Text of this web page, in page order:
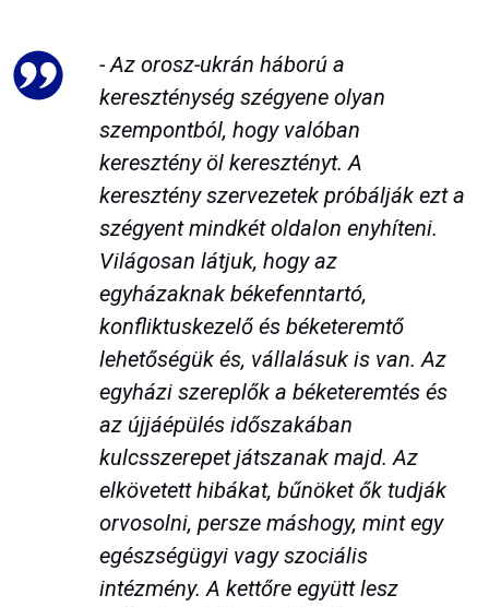
- Az orosz-ukrán háború a
kereszténység szégyene olyan
szempontból, hogy valóban
keresztény öl keresztényt. A
keresztény szervezetek próbálják ezt a
szégyent mindkét oldalon enyhíteni.
Világosan látjuk, hogy az
egyházaknak békefenntartó,
konfliktuskezelő és béketeremtő
lehetőségük és, vállalásuk is van. Az
egyházi szereplők a béketeremtés és
az újjáépülés időszakában
kulcsszerepet játszanak majd. Az
elkövetett hibákat, bűnöket ők tudják
orvosolni, persze máshogy, mint egy
egészségügyi vagy szociális
intézmény. A kettőre együtt lesz